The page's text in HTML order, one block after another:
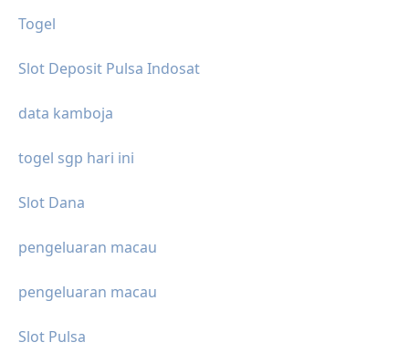
Togel
Slot Deposit Pulsa Indosat
data kamboja
togel sgp hari ini
Slot Dana
pengeluaran macau
pengeluaran macau
Slot Pulsa